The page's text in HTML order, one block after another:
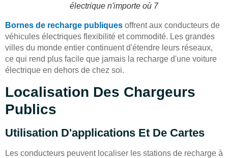
électrique n'importe où 7
Bornes de recharge publiques offrent aux conducteurs de
véhicules électriques flexibilité et commodité. Les grandes
villes du monde entier continuent d'étendre leurs réseaux,
ce qui rend plus facile que jamais la recharge d'une voiture
électrique en dehors de chez soi.
Localisation Des Chargeurs
Publics
Utilisation D'applications Et De Cartes
Les conducteurs peuvent localiser les stations de recharge à